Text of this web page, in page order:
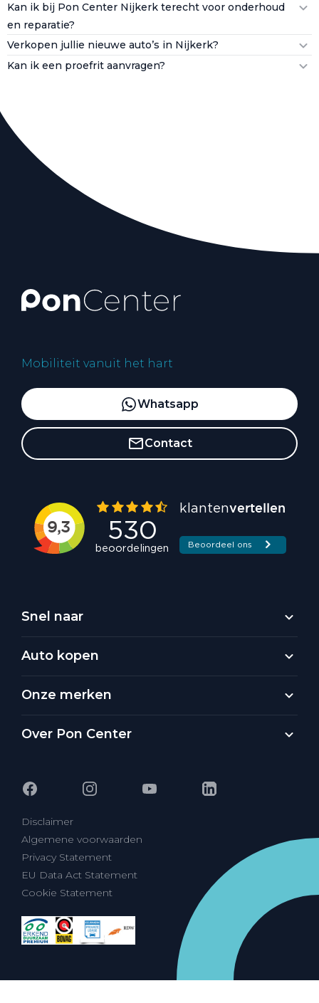
Kan ik bij Pon Center Nijkerk terecht voor onderhoud
en reparatie?
Verkopen jullie nieuwe auto’s in Nijkerk?
Kan ik een proefrit aanvragen?
Mobiliteit vanuit het hart
Whatsapp
Contact
Snel naar
Auto kopen
Onze merken
Over Pon Center
Disclaimer
Algemene voorwaarden
Privacy Statement
EU Data Act Statement
Cookie Statement